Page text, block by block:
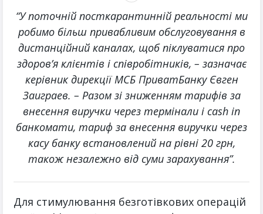
“У поточній посткарантинній реальності ми
робимо більш привабливим обслуговування в
дистанційний каналах, щоб піклуватися про
здоров’я клієнтів і співробітників, – зазначає
керівник дирекції МСБ ПриватБанку Євген
Заиграев. – Разом зі зниженням тарифів за
внесення виручки через термінали і cash in
банкомати, тариф за внесення виручки через
касу банку встановлений на рівні 20 грн,
також незалежно від суми зарахування”.
Для стимулювання безготівкових операцій